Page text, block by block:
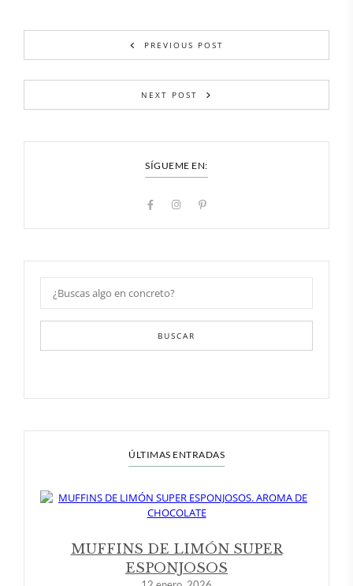
PREVIOUS POST
NEXT POST
SÍGUEME EN:
BUSCAR
ÚLTIMAS ENTRADAS
MUFFINS DE LIMÓN SUPER
ESPONJOSOS